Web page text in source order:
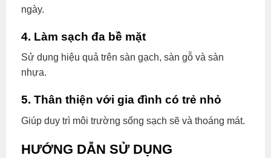
ngày.
4. Làm sạch đa bề mặt
Sử dụng hiệu quả trên sàn gạch, sàn gỗ và sàn
nhựa.
5. Thân thiện với gia đình có trẻ nhỏ
Giúp duy trì môi trường sống sạch sẽ và thoáng mát.
HƯỚNG DẪN SỬ DỤNG